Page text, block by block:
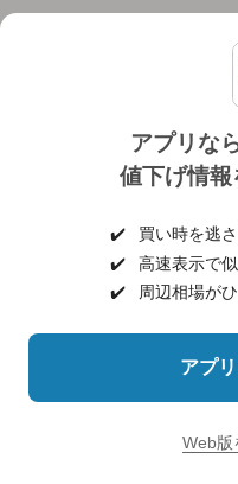
アプリな
値下げ情
✔️
買い時を逃
✔️
高速表示で
✔️
周辺相場が
アプ
Web版
個人情報保護
ヘルプ・お
©NIFTY